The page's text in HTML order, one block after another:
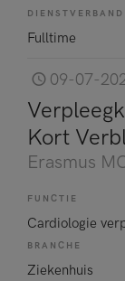
DIENSTVERBAND
Fulltime
09-07-
Kort
Erasmus
FUNCTIE
Cardiologie
BRANCHE
Ziekenhuis